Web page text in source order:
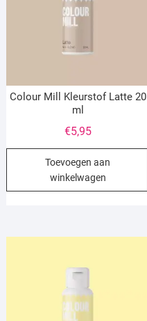
Colour Mill Kleurstof Latte 20
ml
€5,95
Toevoegen aan
winkelwagen